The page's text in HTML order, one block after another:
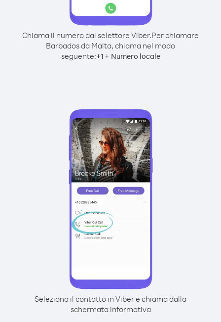
Chiama il numero dal selettore Viber.Per chiamare
Barbados da Malta, chiama nel modo
seguente:+1+ Numero locale
Seleziona il contatto in Viber e chiama dalla
schermata informativa